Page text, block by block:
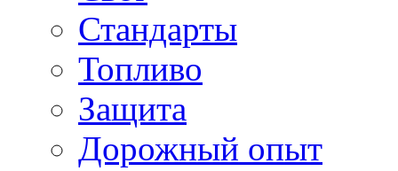
Стандарты
Топливо
Защита
Дорожный опыт